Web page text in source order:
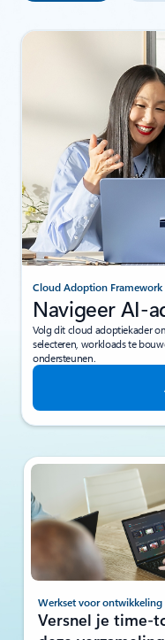
Cloud Adoption Framework
Navigeer AI-
Volg dit cloud adoptiekader
selecteren, workloads te
ondersteunen.
Dia 1 van 4 wordt
Werkset voor ontwikkeling
Versnel je time-